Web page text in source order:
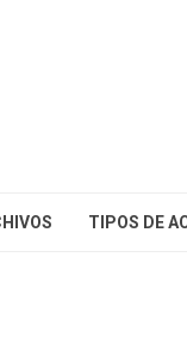
TIPOS DE